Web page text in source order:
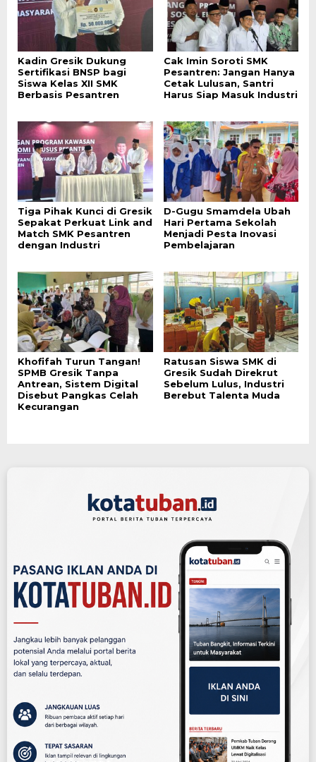
Kadin Gresik Dukung
Sertifikasi BNSP bagi
Siswa Kelas XII SMK
Berbasis Pesantren
Cak Imin Soroti SMK
Pesantren: Jangan Hanya
Cetak Lulusan, Santri
Harus Siap Masuk Industri
Tiga Pihak Kunci di Gresik
Sepakat Perkuat Link and
Match SMK Pesantren
dengan Industri
D-Gugu Smamdela Ubah
Hari Pertama Sekolah
Menjadi Pesta Inovasi
Pembelajaran
Khofifah Turun Tangan!
SPMB Gresik Tanpa
Antrean, Sistem Digital
Disebut Pangkas Celah
Kecurangan
Ratusan Siswa SMK di
Gresik Sudah Direkrut
Sebelum Lulus, Industri
Berebut Talenta Muda